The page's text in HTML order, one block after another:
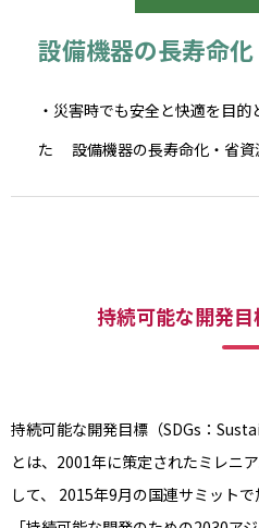
設備機器の長寿命
・災害時でも安全と快適を目
た 設備機器の長寿命化・省資
持続可能な開発
持続可能な開発目標（SDGs：
とは、2001年に策定されたミレニ
して、
2015年9月の国連サミット